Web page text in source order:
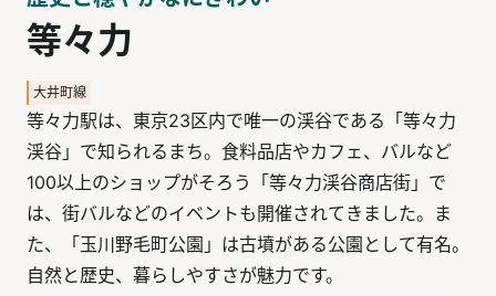
等々力
大井町線
等々力駅は、東京23区内で唯一の渓谷である「等々力
渓谷」で知られるまち。食料品店やカフェ、バルなど
100以上のショップがそろう「等々力渓谷商店街」で
は、街バルなどのイベントも開催されてきました。ま
た、「玉川野毛町公園」は古墳がある公園として有名。
自然と歴史、暮らしやすさが魅力です。